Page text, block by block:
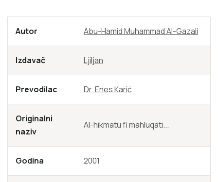
Autor Abu-Hamid Muhammad Al-Gazali
Izdavač Ljiljan
Prevodilac Dr. Enes Karić
Originalni
naziv
Al-hikmatu fi mahluqati...
Godina 2001